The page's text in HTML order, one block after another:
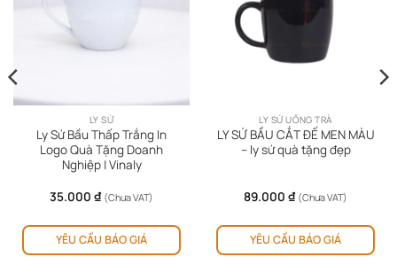
LY SỨ
Ly Sứ Bầu Thấp Trắng In
Logo Quà Tặng Doanh
Nghiệp | Vinaly
35.000 ₫ (Chưa VAT)
YÊU CẦU BÁO GIÁ
LY SỨ UỐNG TRÀ
LY SỨ BẦU CẮT ĐẾ MEN MÀU
– ly sứ quà tặng đẹp
89.000 ₫ (Chưa VAT)
YÊU CẦU BÁO GIÁ